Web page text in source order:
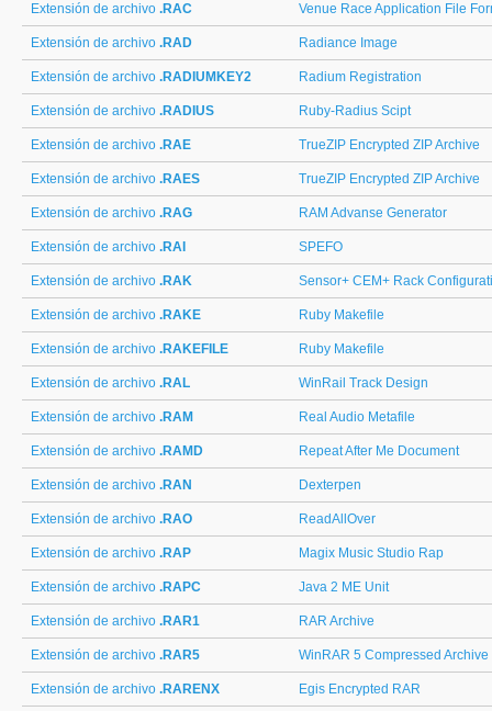
Extensión de archivo .RAC Venue Race Application File
Extensión de archivo .RAD Radiance Image
Extensión de archivo .RADIUMKEY2 Radium Registration
Extensión de archivo .RADIUS Ruby-Radius Scipt
Extensión de archivo .RAE TrueZIP Encrypted ZIP Archive
Extensión de archivo .RAES TrueZIP Encrypted ZIP Archive
Extensión de archivo .RAG RAM Advanse Generator
Extensión de archivo .RAI SPEFO
Extensión de archivo .RAK Sensor+ CEM+ Rack
Extensión de archivo .RAKE Ruby Makefile
Extensión de archivo .RAKEFILE Ruby Makefile
Extensión de archivo .RAL WinRail Track Design
Extensión de archivo .RAM Real Audio Metafile
Extensión de archivo .RAMD Repeat After Me Document
Extensión de archivo .RAN Dexterpen
Extensión de archivo .RAO ReadAllOver
Extensión de archivo .RAP Magix Music Studio Rap
Extensión de archivo .RAPC Java 2 ME Unit
Extensión de archivo .RAR1 RAR Archive
Extensión de archivo .RAR5 WinRAR 5 Compressed Archive
Extensión de archivo .RARENX Egis Encrypted RAR